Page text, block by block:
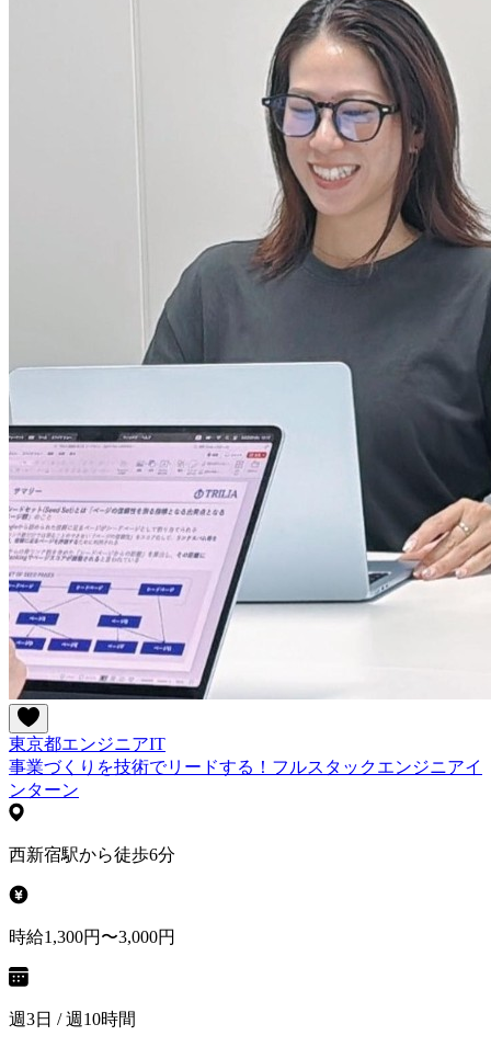
東京都エンジニアIT
事業づくりを技術でリードする！フルスタックエンジニアイ
ンターン
西新宿駅から徒歩6分
時給1,300円〜3,000円
週3日 / 週10時間